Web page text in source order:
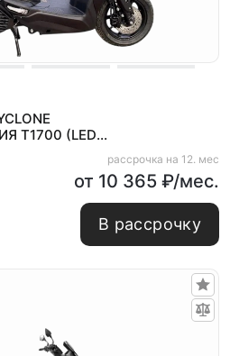
T1700 (LED
рассрочка на 12. мес
от 10 365 ₽/мес.
В рассрочку